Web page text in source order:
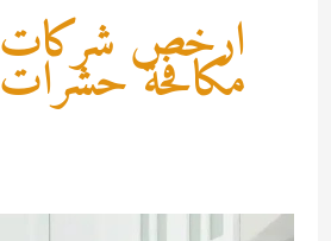
ارخص شركات
مكافحة حشرات